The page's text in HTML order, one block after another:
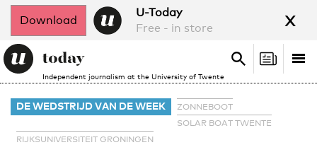
Download
U-Today
Free - in store
x
Independent journalism at the University of Twente
Search
Search
DE WEDSTRIJD VAN DE WEEK
ZONNEBOOT
SOLAR BOAT TWENTE
RIJKSUNIVERSITEIT GRONINGEN